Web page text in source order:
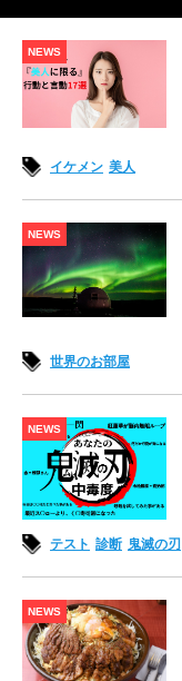
NEWS
イケメン 美人
NEWS
世界のお部屋
NEWS
テスト 診断 鬼滅の刃
NEWS